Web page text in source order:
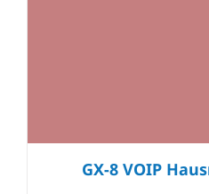
GX-8 VOIP